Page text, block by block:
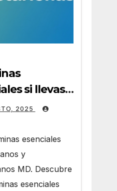
si llevas
vegana o
2025
esenciales
y
MD. Descubre
esenciales